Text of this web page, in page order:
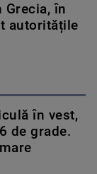
în
autoritățile
în vest,
de grade.